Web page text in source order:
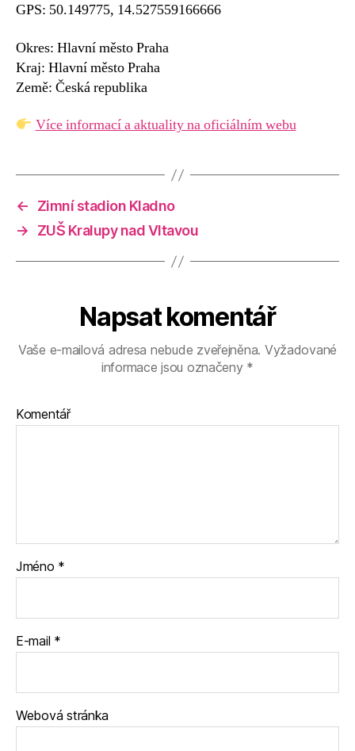
GPS: 50.149775, 14.527559166666
Okres: Hlavní město Praha
Kraj: Hlavní město Praha
Země: Česká republika
Více informací a aktuality na oficiálním webu
←
Zimní stadion Kladno
→
ZUŠ Kralupy nad Vltavou
Napsat komentář
Vaše e-mailová adresa nebude zveřejněna. Vyžadované
informace jsou označeny *
Komentář
Jméno *
E-mail *
Webová stránka